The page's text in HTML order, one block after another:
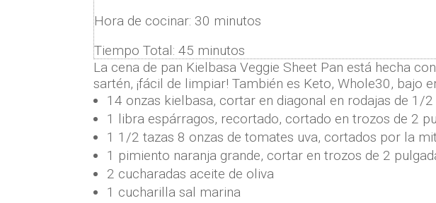
Hora de cocinar: 30 minutos
Tiempo Total: 45 minutos
La cena de pan Kielbasa Veggie Sheet Pan está hecha
sartén, ¡fácil de limpiar! También es Keto, Whole30, bajo
14 onzas kielbasa, cortar en diagonal en rodajas de 1/
1 libra espárragos, recortado, cortado en trozos de 2
1 1/2 tazas 8 onzas de tomates uva, cortados por la
1 pimiento naranja grande, cortar en trozos de 2
2 cucharadas aceite de oliva
1 cucharilla sal marina